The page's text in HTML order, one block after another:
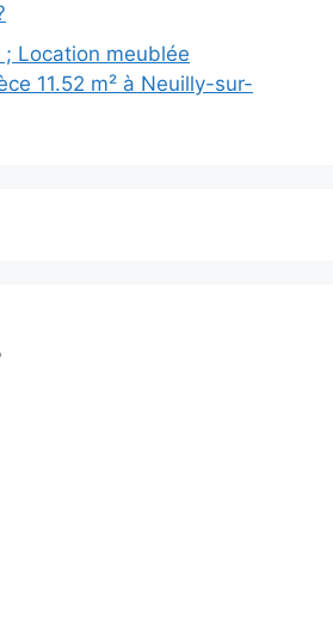
Location meublée
11.52 m² à Neuilly-sur-